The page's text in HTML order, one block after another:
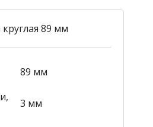
круглая 89 мм
89 мм
3 мм